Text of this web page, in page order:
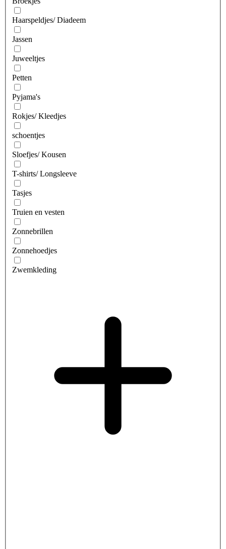
Haarspeldjes/ Diadeem
Jassen
Juweeltjes
Petten
Pyjama's
Rokjes/ Kleedjes
schoentjes
Sloefjes/ Kousen
T-shirts/ Longsleeve
Tasjes
Truien en vesten
Zonnebrillen
Zonnehoedjes
Zwemkleding